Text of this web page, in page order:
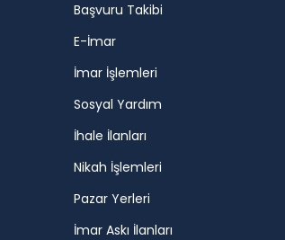
Başvuru Takibi
E-İmar
İmar İşlemleri
Sosyal Yardım
İhale İlanları
Nikah İşlemleri
Pazar Yerleri
İmar Askı İlanları